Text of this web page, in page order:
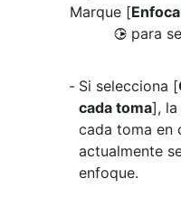
Marque [
2 para
Si selecciona [
cada toma], la
cada toma en
actualmente
enfoque.